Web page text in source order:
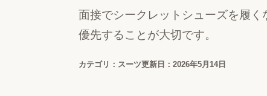
面接でシークレットシューズを履
優先することが大切です。
カテゴリ：スーツ更新日：2026年5月14日